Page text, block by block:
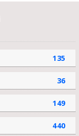
135
36
149
440